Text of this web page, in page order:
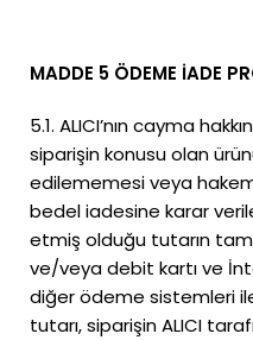
MADDE 5 ÖDEME İADE
5.1. ALICI’nın cayma
siparişin konusu olan
edilememesi veya hakem
bedel iadesine karar
etmiş olduğu tutarın
ve/veya debit kartı ve
diğer ödeme sistemleri
tutarı, siparişin ALICI